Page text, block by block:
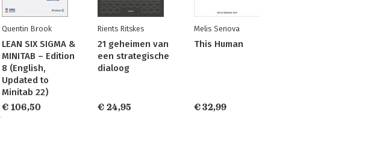
Quentin Brook
LEAN SIX SIGMA &
MINITAB – Edition
8 (English,
Updated to
Minitab 22)
€ 106,50
Rients Ritskes
21 geheimen van
een strategische
dialoog
€ 24,95
Melis Senova
This Human
€ 32,99